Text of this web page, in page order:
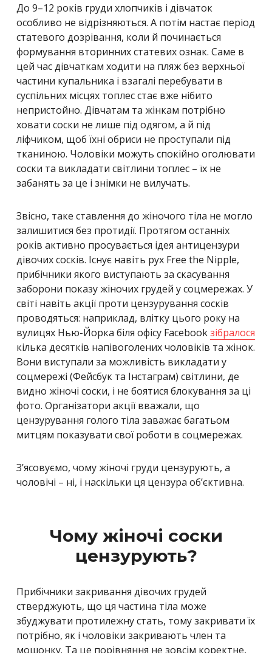
До 9–12 років груди хлопчиків і дівчаток
особливо не відрізняються. А потім настає період
статевого дозрівання, коли й починається
формування вторинних статевих ознак. Саме в
цей час дівчаткам ходити на пляж без верхньої
частини купальника і взагалі перебувати в
суспільних місцях топлес стає вже нібито
непристойно. Дівчатам та жінкам потрібно
ховати соски не лише під одягом, а й під
ліфчиком, щоб їхні обриси не проступали під
тканиною. Чоловіки можуть спокійно оголювати
соски та викладати світлини топлес – їх не
забанять за це і знімки не вилучать.
Звісно, таке ставлення до жіночого тіла не могло
залишитися без протидії. Протягом останніх
років активно просувається ідея антицензури
дівочих сосків. Існує навіть рух Free the Nipple,
прибічники якого виступають за скасування
заборони показу жіночих грудей у соцмережах. У
світі навіть акції проти цензурування сосків
проводяться: наприклад, влітку цього року на
вулицях Нью-Йорка біля офісу Facebookзібралося
кілька десятків напівоголених чоловіків та жінок.
Вони виступали за можливість викладати у
соцмережі (Фейсбук та Інстаграм) світлини, де
видно жіночі соски, і не боятися блокування за ці
фото. Організатори акції вважали, що
цензурування голого тіла заважає багатьом
митцям показувати свої роботи в соцмережах.
З’ясовуємо, чому жіночі груди цензурують, а
чоловічі – ні, і наскільки ця цензура об’єктивна.
Чому жіночі соски
цензурують?
Прибічники закривання дівочих грудей
стверджують, що ця частина тіла може
збуджувати протилежну стать, тому закривати їх
потрібно, як і чоловіки закривають член та
мошонку. Та це порівняння не зовсім коректне,